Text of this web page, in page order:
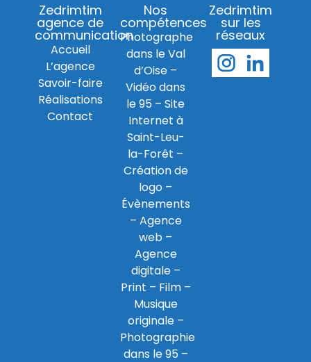
Zedrimtim
agence de
communication
Accueil
L’agence
Savoir-faire
Réalisations
Contact
Nos
compétences
Photographe
dans le Val
d’Oise –
Vidéo dans
le 95 – Site
Internet à
Saint-Leu-
la-Forêt –
Création de
logo –
Évènements
– Agence
web –
Agence
digitale–
Print – Film –
Musique
originale –
Photographie
dans le 95 –
Zedrimtim
sur les
réseaux